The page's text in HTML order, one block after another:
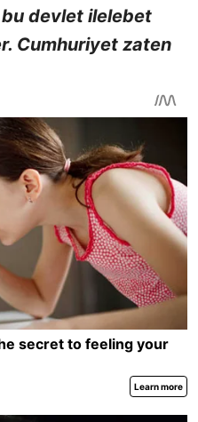
devlet ilelebet
Cumhuriyet zaten